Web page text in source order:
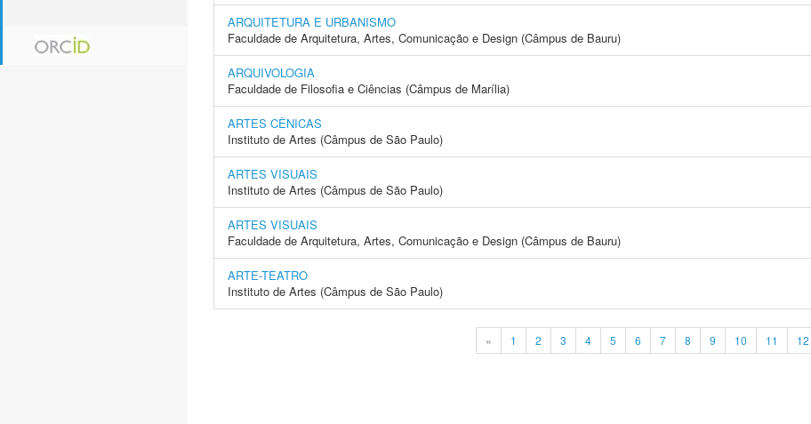
ARQUITETURA E URBANISMO
Faculdade de Arquitetura, Artes, Comunicação e Design (Câmpus de Bauru)
ARQUIVOLOGIA
Faculdade de Filosofia e Ciências (Câmpus de Marília)
ARTES CÊNICAS
Instituto de Artes (Câmpus de São Paulo)
ARTES VISUAIS
Instituto de Artes (Câmpus de São Paulo)
ARTES VISUAIS
Faculdade de Arquitetura, Artes, Comunicação e Design (Câmpus de Bauru)
ARTE-TEATRO
Instituto de Artes (Câmpus de São Paulo)
« 1 2 3 4 5 6 7 8 9 10 11 12